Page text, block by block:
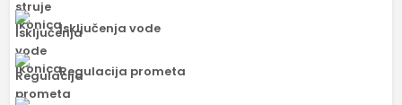
Isključenja vode
Regulacija prometa